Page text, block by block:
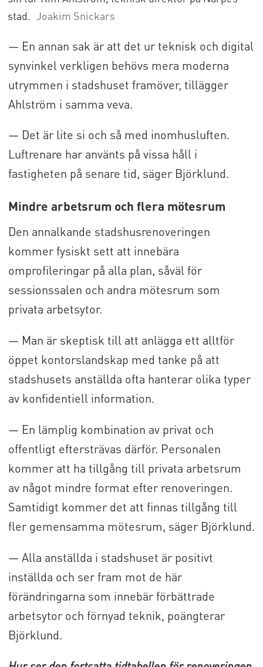
stad. Joakim Snickars
— En annan sak är att det ur teknisk och digital
synvinkel verkligen behövs mera moderna
utrymmen i stadshuset framöver, tillägger
Ahlström i samma veva.
— Det är lite si och så med inomhusluften.
Luftrenare har använts på vissa håll i
fastigheten på senare tid, säger Björklund.
Mindre arbetsrum och flera mötesrum
Den annalkande stadshusrenoveringen
kommer fysiskt sett att innebära
omprofileringar på alla plan, såväl för
sessionssalen och andra mötesrum som
privata arbetsytor.
— Man är skeptisk till att anlägga ett alltför
öppet kontorslandskap med tanke på att
stadshusets anställda ofta hanterar olika typer
av konfidentiell information.
— En lämplig kombination av privat och
offentligt eftersträvas därför. Personalen
kommer att ha tillgång till privata arbetsrum
av något mindre format efter renoveringen.
Samtidigt kommer det att finnas tillgång till
fler gemensamma mötesrum, säger Björklund.
— Alla anställda i stadshuset är positivt
inställda och ser fram mot de här
förändringarna som innebär förbättrade
arbetsytor och förnyad teknik, poängterar
Björklund.